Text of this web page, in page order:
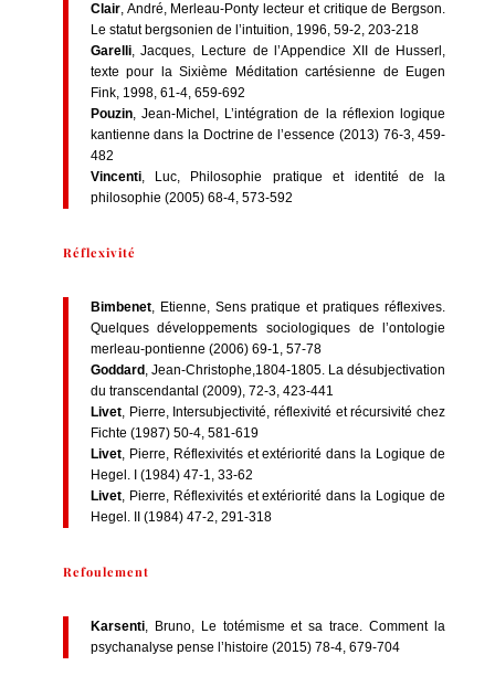
Clair, André, Merleau-Ponty lecteur et critique de Bergson.
Le statut bergsonien de l’intuition, 1996, 59-2, 203-218
Garelli, Jacques, Lecture de l’Appendice XII de Husserl,
texte pour la Sixième Méditation cartésienne de Eugen
Fink, 1998, 61-4, 659-692
Pouzin, Jean-Michel, L’intégration de la réflexion logique
kantienne dans la Doctrine de l’essence (2013) 76-3, 459-
482
Vincenti, Luc, Philosophie pratique et identité de la
philosophie (2005) 68-4, 573-592
Réflexivité
Bimbenet, Etienne, Sens pratique et pratiques réflexives.
Quelques développements sociologiques de l’ontologie
merleau-pontienne (2006) 69-1, 57-78
Goddard , Jean-Christophe,1804-1805. La désubjectivation
du transcendantal (2009), 72-3, 423-441
Livet, Pierre, Intersubjectivité, réflexivité et récursivité chez
Fichte (1987) 50-4, 581-619
Livet, Pierre, Réflexivités et extériorité dans la Logique de
Hegel. I (1984) 47-1, 33-62
Livet, Pierre, Réflexivités et extériorité dans la Logique de
Hegel. II (1984) 47-2, 291-318
Refoulement
Karsenti, Bruno, Le totémisme et sa trace. Comment la
psychanalyse pense l’histoire (2015) 78-4, 679-704